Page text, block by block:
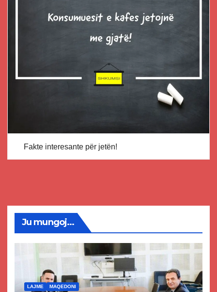
Fakte interesante për jetën!
Ju mungoj...
LAJME MAQEDONI